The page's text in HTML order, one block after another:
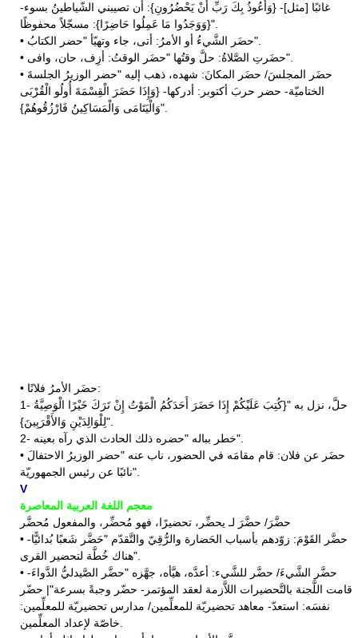
غائبًا [مثل]- {وَأَعُوذُ بِكَ رَبِّ أَنْ يَحْضُرُونِ}: أن تصيبني الشّياطينُ بسوء-
{وَوَجَدُوا مَا عَمِلُوا حَاضِرًا}: مسجّلاً محفوظًا".
• حضَر الشَّيءُ أو الأمرُ: أتى، جاء وتهيّأ "حضر الكتابُ".
• حضَرتِ الصَّلاةُ: حلَّ وقتُها "حضَر الوقتُ: أزِف، حان، وافى".
• حضَر المجلسَ/ حضَر المكانَ: شهده، ذهب إليه "حضر الوزيرُ الجلسةَ
الختاميّة- حضر حربَ أكتوبر: أدركها- {وَإِذَا حَضَرَ الْقِسْمَةَ أُولُو الْقُرْبَى
وَالْيَتَامَى وَالْمَسَاكِينُ فَارْزُقُوهُمْ}".
• حضَر الأمرُ فلانًا:
1- حلَّ، نزل به "{كُتِبَ عَلَيْكُمْ إِذَا حَضَرَ أَحَدَكُمُ الْمَوْتُ إِنْ تَرَكَ خَيْرًا الْوَصِيَّةُ
لِلْوَالِدَيْنِ وَالأَقْرَبِينَ}".
2- خطر بباله "حضره ذلك الحادث الذي رآه بعينه".
• حضَر عن فلان: قام مقامَه في الحضور، ناب عنه "حضر الوزيرُ الاحتفالَ
نائبًا عن رئيس الجمهوريّة".
V
معجم اللغة العربية المعاصرة
حضَّرَ/ حضَّرَ لـ يحضِّر، تحضيرًا، فهو مُحضِّر، والمفعول مُحضَّر
• حضَّر القَوْمَ: زوّدهم بأسباب الحَضارة والرُّقِيّ والتَّقدّم "حَضَّر شَعبًا بُدائيًّا-
هناك خُطَّة لتحضير القرى".
• حضَّر الشَّيءَ/ حضَّر للشَّيء: أعدَّه، هيَّأه، جهَّزه "حضَّر الصَّيدليُّ الدَّواءَ-
قامت اللَّجنة بالتَّحضيرات اللاَّزمة لعقد المؤتمر- حضّر وجبةً بسرعة"| حضّر
نفسَه: استعدّ- معاهد تحضيريّة للمعلِّمين/ مدارس تحضيريّة للمعلِّمين: